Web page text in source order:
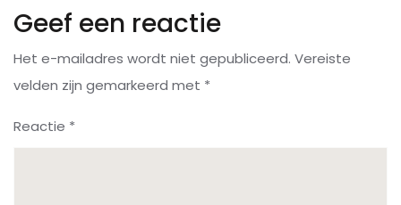
Geef een reactie
Het e-mailadres wordt niet gepubliceerd. Vereiste
velden zijn gemarkeerd met *
Reactie *